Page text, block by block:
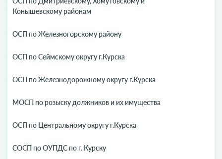
Конышевскому районам
ОСП по Железногорскому району
ОСП по Сеймскому округу г.Курска
ОСП по Железнодорожному округу г.Курска
МОСП по розыску должников и их имущества
ОСП по Центральному округу г.Курска
СОСП по ОУПДС по г. Курску